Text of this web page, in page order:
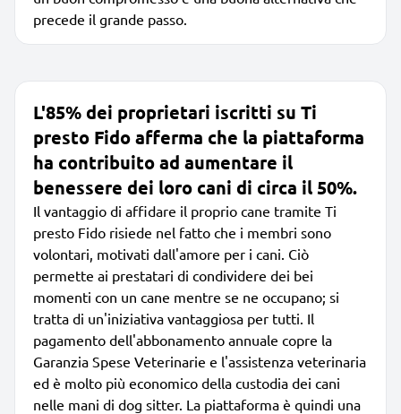
precede il grande passo.
L'85% dei proprietari iscritti su Ti
presto Fido afferma che la piattaforma
ha contribuito ad aumentare il
benessere dei loro cani di circa il 50%.
Il vantaggio di affidare il proprio cane tramite Ti
presto Fido risiede nel fatto che i membri sono
volontari, motivati dall'amore per i cani. Ciò
permette ai prestatari di condividere dei bei
momenti con un cane mentre se ne occupano; si
tratta di un'iniziativa vantaggiosa per tutti. Il
pagamento dell'abbonamento annuale copre la
Garanzia Spese Veterinarie e l'assistenza veterinaria
ed è molto più economico della custodia dei cani
nelle mani di dog sitter. La piattaforma è quindi una